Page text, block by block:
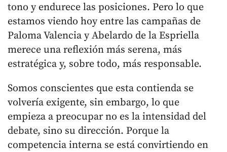
tono y endurece las posiciones. Pero lo que
estamos viendo hoy entre las campañas de
Paloma Valencia y Abelardo de la Espriella
merece una reflexión más serena, más
estratégica y, sobre todo, más responsable.
Somos conscientes que esta contienda se
volvería exigente, sin embargo, lo que
empieza a preocupar no es la intensidad del
debate, sino su dirección. Porque la
competencia interna se está convirtiendo en